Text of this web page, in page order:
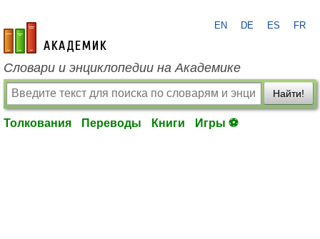
academic.ru
EN DE ES FR
Словари и энциклопедии на Академике
Найти!
Толкования Переводы Книги Игры ⚽